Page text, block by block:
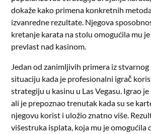
dokaže kako primena konkretnih
izvanredne rezultate. Njegova
kretanje karata na stolu omogućila mu
prevlast nad kasinom.
Jedan od zanimljivih primera iz
situaciju kada je profesionalni igrač
strategiju u kasinu u Las Vegasu. Igrao
ali je prepoznao trenutak kada su se
njegovu korist i uložio znatno više.
višestruka isplata, koja mu je omogućila